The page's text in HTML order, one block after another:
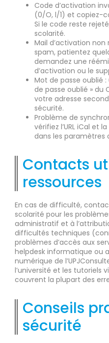
Code d’activation
(0/O, l/1) et copiez-
Si le code reste
scolarité.
Mail d’activation non
spam, patientez
demandez une
d’activation ou le
Mot de passe oublié
de passe oublié » du
votre adresse
sécurité.
Problème de
vérifiez l’URL iCal et
dans les paramètres
Contacts
ressources
En cas de difficulté,
scolarité pour les
administratif et à
difficultés techniques
problèmes d’accès aux
helpdesk informatique ou
numérique de
l’université et les tutoriels
couvrent la plupart des
Conseils
sécurité